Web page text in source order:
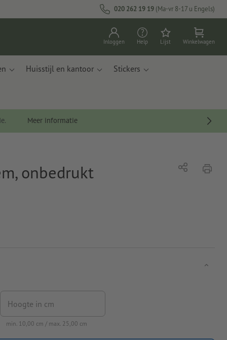
020 262 19 19 (Ma-vr 8-17 u Engels)
Inloggen Help Lijst Winkelwagen
Huisstijl en kantoor Stickers
Meer informatie
onbedrukt Delen
Hoogte in cm
min. 10,00 cm / max. 25,00 cm